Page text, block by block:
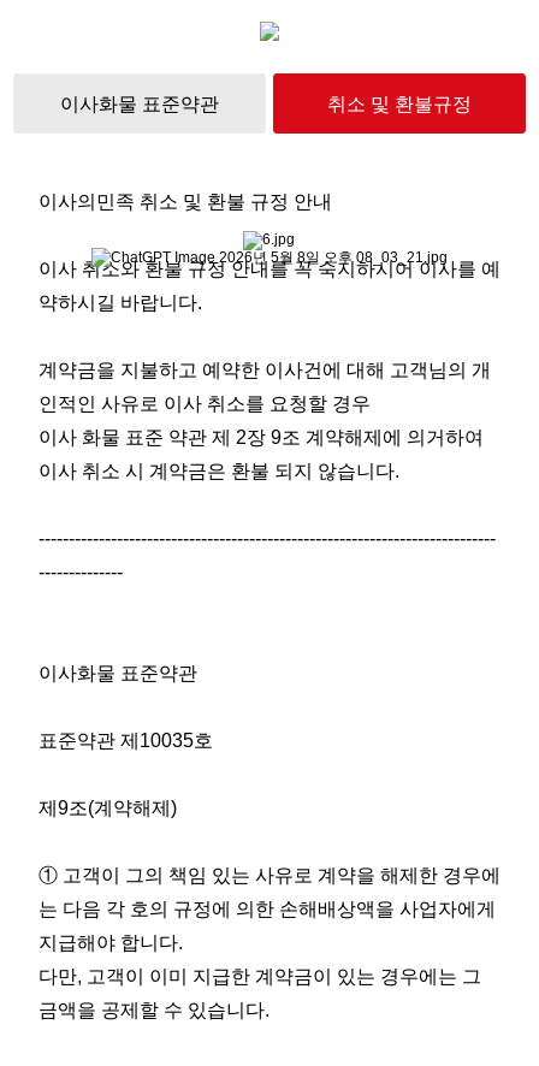
이사화물 표준약관 취소 및 환불규정
이사의민족 취소 및 환불 규정 안내
이사 취소와 환불 규정 안내를 꼭 숙지하시어 이사를 예
약하시길 바랍니다.
계약금을 지불하고 예약한 이사건에 대해 고객님의 개
인적인 사유로 이사 취소를 요청할 경우
이사 화물 표준 약관 제 2장 9조 계약해제에 의거하여
이사 취소 시 계약금은 환불 되지 않습니다.
----------------------------------------------------------------------------
--------------
이사화물 표준약관
표준약관 제10035호
제9조(계약해제)
① 고객이 그의 책임 있는 사유로 계약을 해제한 경우에
는 다음 각 호의 규정에 의한 손해배상액을 사업자에게
지급해야 합니다.
다만, 고객이 이미 지급한 계약금이 있는 경우에는 그
금액을 공제할 수 있습니다.